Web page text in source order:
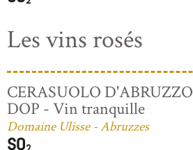
Les vins rosés
CERASUOLO D'ABRUZZO
DOP - Vin tranquille
Domaine Ulisse - Abruzzes